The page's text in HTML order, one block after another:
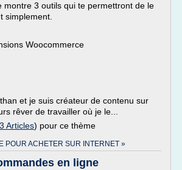
montre 3 outils qui te permettront de le
simplement.
Woocommerce
et je suis créateur de contenu sur
rêver de travailler où je le...
Articles) pour ce thème
POUR ACHETER SUR INTERNET »
en ligne